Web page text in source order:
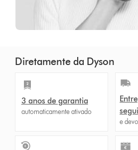
Diretamente da Dyson
3 anos de garantia
automaticamente ativado
e